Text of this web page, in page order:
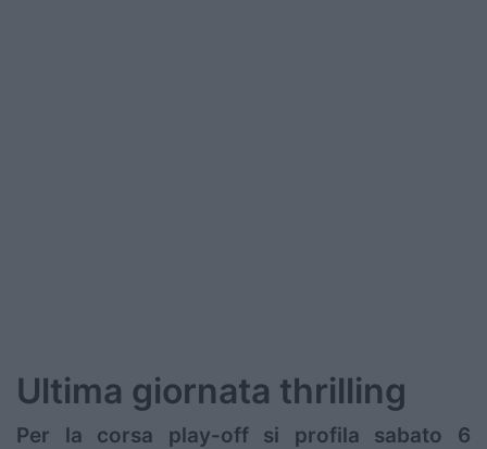
Ultima giornata thrilling
Per la corsa play-off si profila sabato 6